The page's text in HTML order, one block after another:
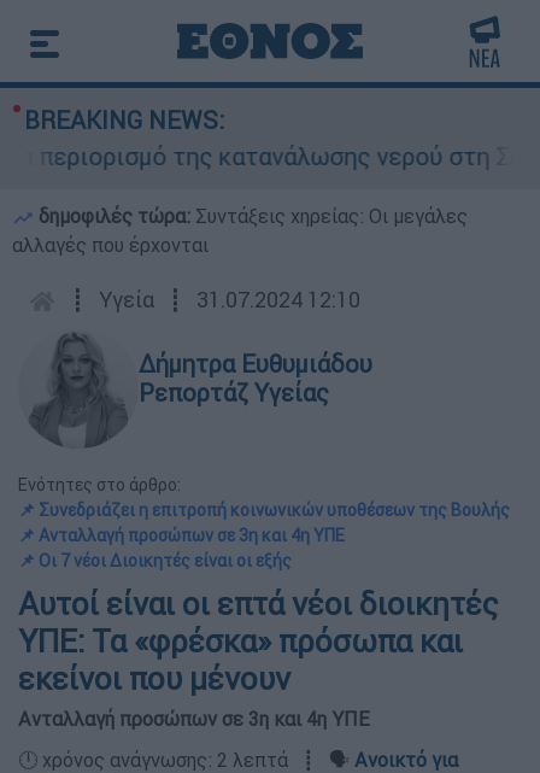
BREAKING NEWS:
της κατανάλωσης νερού στη Σάρτη
δημοφιλές τώρα: Συντάξεις χηρείας: Οι μεγάλες
αλλαγές που έρχονται
┋ Υγεία ┋ 31.07.2024 12:10
Δήμητρα Ευθυμιάδου
Ρεπορτάζ Υγείας
Ενότητες στο άρθρο:
📌 Συνεδριάζει η επιτροπή κοινωνικών υποθέσεων της Βουλής
📌 Ανταλλαγή προσώπων σε 3η και 4η ΥΠΕ
📌 Οι 7 νέοι Διοικητές είναι οι εξής
Αυτοί είναι οι επτά νέοι διοικητές
ΥΠΕ: Τα «φρέσκα» πρόσωπα και
εκείνοι που μένουν
Ανταλλαγή προσώπων σε 3η και 4η ΥΠΕ
🕛 χρόνος ανάγνωσης: 2 λεπτά ┋ 🗣️ Ανοικτό για